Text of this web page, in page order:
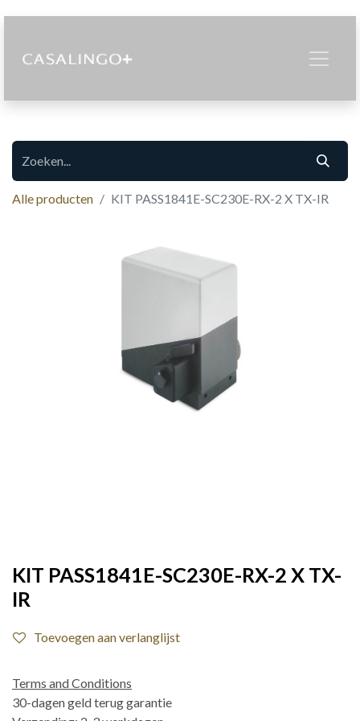
Alle producten KIT PASS1841E-SC230E-RX-2 X TX-IR
KIT PASS1841E-SC230E-RX-2 X TX-
IR
Toevoegen aan verlanglijst
Terms and Conditions
30-dagen geld terug garantie